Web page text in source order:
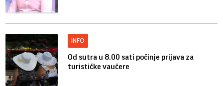
INFO
Od sutra u 8.00 sati počinje prijava za
turističke vaučere